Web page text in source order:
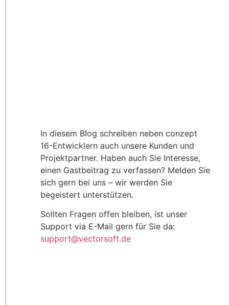
In diesem Blog schreiben neben conzept
16-Entwicklern auch unsere Kunden und
Projektpartner. Haben auch Sie Interesse,
einen Gastbeitrag zu verfassen? Melden Sie
sich gern bei uns – wir werden Sie
begeistert unterstützen.
Sollten Fragen offen bleiben, ist unser
Support via E-Mail gern für Sie da:
support@vectorsoft.de